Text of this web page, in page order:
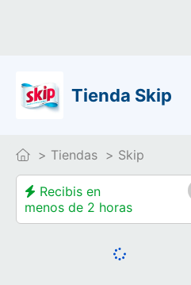
Tienda Skip
Tiendas Skip
Recibis en
menos de 2 horas